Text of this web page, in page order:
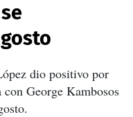
dio positivo por
George Kambosos